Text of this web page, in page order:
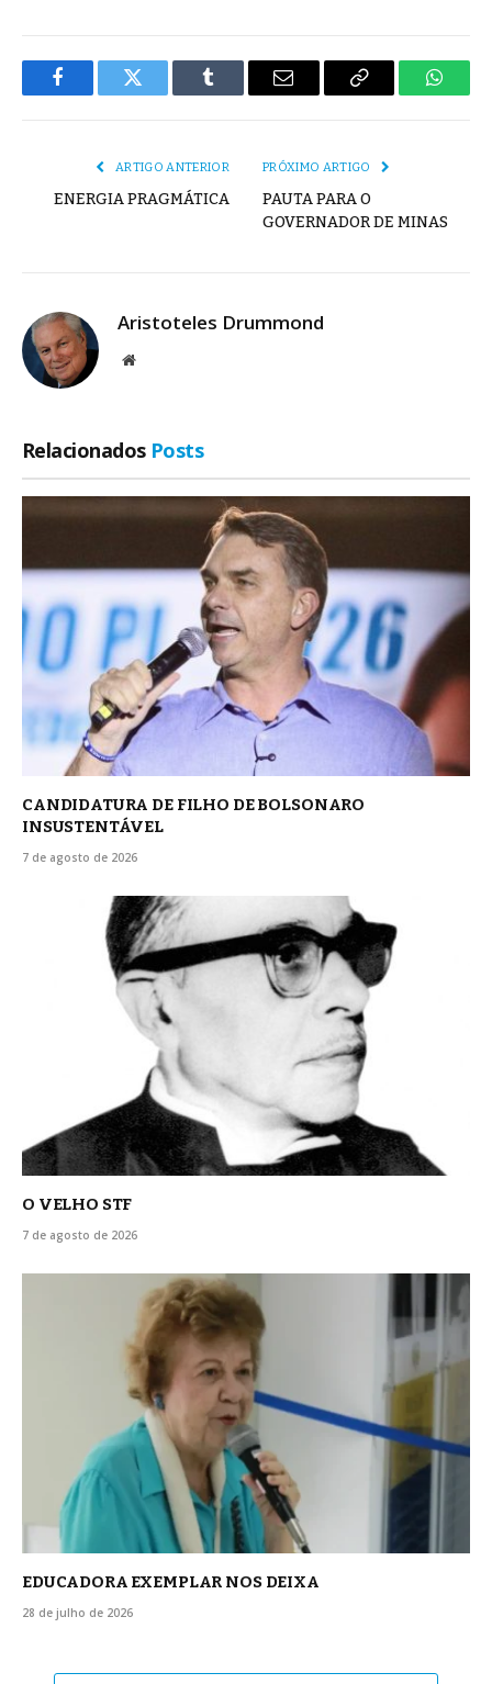
FacebookTwitter Tumblr
E-
Copiar
ARTIGO ANTERIOR
ENERGIA PRAGMÁTICA
PRÓXIMO ARTIGO
PAUTA PARA O
GOVERNADOR DE MINAS
Aristoteles Drummond
Site
Relacionados Posts
CANDIDATURA DE FILHO DE BOLSONARO
INSUSTENTÁVEL
7 de agosto de 2026
O VELHO STF
7 de agosto de 2026
EDUCADORA EXEMPLAR NOS DEIXA
28 de julho de 2026